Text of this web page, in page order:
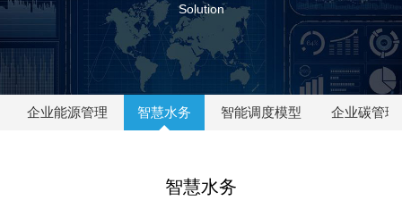
Solution
企业能源管理 智慧水务 智能调度模型 企业碳管
智慧水务